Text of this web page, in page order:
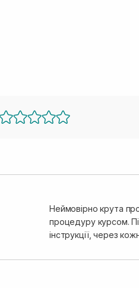
Неймовірно крута
процедуру курсом.
інструкції, через